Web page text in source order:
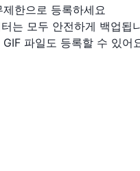
제한으로 등록하세요
는 모두 안전하게 백업됩
파일도 등록할 수 있어